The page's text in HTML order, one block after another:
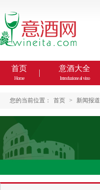
首页
Home
意酒大全
Introduzione al vino
您的当前位置： 首页 > 新闻报道